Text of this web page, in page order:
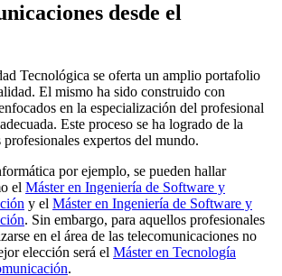
desde el
Tecnológica se oferta un amplio portafolio
El mismo ha sido construido con
en la especialización del profesional
Este proceso se ha logrado de la
expertos del mundo.
por ejemplo, se pueden hallar
el Máster en Ingeniería de Software y
y el Máster en Ingeniería de Software y
. Sin embargo, para aquellos profesionales
en el área de las telecomunicaciones no
elección será el Máster en Tecnología
.